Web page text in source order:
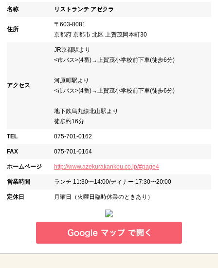
名称 リストランテ アゼクラ
住所
〒603-8081
京都府 京都市 北区 上賀茂岡本町30
アクセス
JR京都駅より
<市バス>(4番)→上賀茂小学校前下車(徒歩6分)
河原町駅より
<市バス>(4番)→上賀茂小学校前下車(徒歩6分)
地下鉄烏丸線北山駅より
徒歩約16分
TEL 075-701-0162
FAX 075-701-0164
ホームページ http://www.azekurakankou.co.jp/#page4
営業時間 ランチ 11:30〜14:00/ディナー 17:30〜20:00
定休日 月曜日（火曜日臨時休業のときあり）